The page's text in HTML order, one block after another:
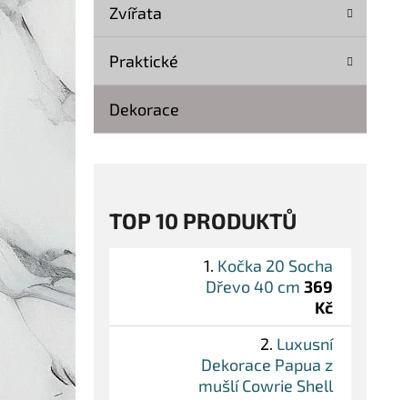
N
Zvířata
Praktické
Dekorace
TOP 10 PRODUKTŮ
Kočka 20 Socha
Dřevo 40 cm 369
Kč
Luxusní
Dekorace Papua z
mušlí Cowrie Shell
KOČKA 20 SOCHA DŘEVO 40 CM